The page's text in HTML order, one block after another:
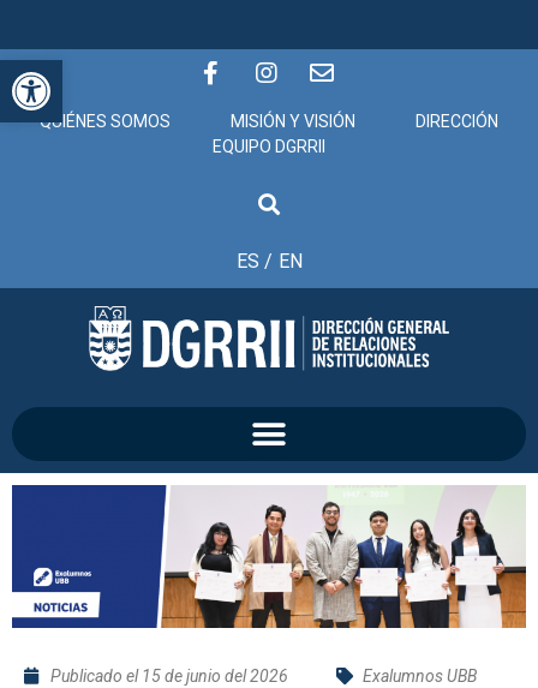
Abrir barra de herramientas
QUIÉNES SOMOS MISIÓN Y VISIÓN
DIRECCIÓN
EQUIPO DGRRII
ES / EN
Publicado el15 de junio del 2026 Exalumnos UBB